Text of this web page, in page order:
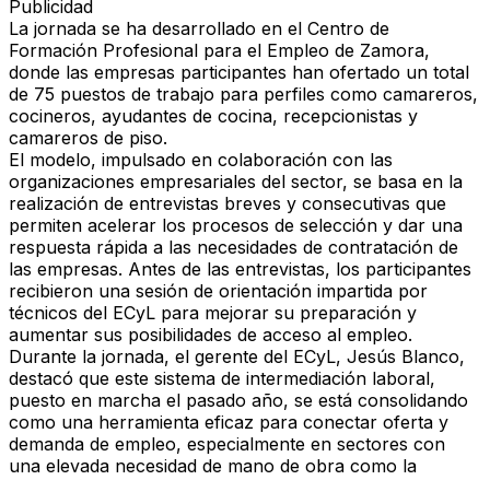
Publicidad
La jornada se ha desarrollado en el Centro de
Formación Profesional para el Empleo de Zamora,
donde las empresas participantes han ofertado un total
de 75 puestos de trabajo para perfiles como camareros,
cocineros, ayudantes de cocina, recepcionistas y
camareros de piso.
El modelo, impulsado en colaboración con las
organizaciones empresariales del sector, se basa en la
realización de entrevistas breves y consecutivas que
permiten acelerar los procesos de selección y dar una
respuesta rápida a las necesidades de contratación de
las empresas. Antes de las entrevistas, los participantes
recibieron una sesión de orientación impartida por
técnicos del ECyL para mejorar su preparación y
aumentar sus posibilidades de acceso al empleo.
Durante la jornada, el gerente del ECyL, Jesús Blanco,
destacó que este sistema de intermediación laboral,
puesto en marcha el pasado año, se está consolidando
como una herramienta eficaz para conectar oferta y
demanda de empleo, especialmente en sectores con
una elevada necesidad de mano de obra como la